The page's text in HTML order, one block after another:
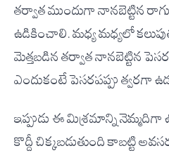
తర్వాత ముందుగా నానబెట్టిన
ఉడికించాలి. మధ్య మధ్యలో
మెత్తబడిన తర్వాత నానబెట్టిన
ఎందుకంటే పెసరపప్పు త్వరగా
ఇప్పుడు ఈ మిశ్రమాన్ని నెమ్మదిగా
కొద్దీ చిక్కబడుతుంది కాబట్టి